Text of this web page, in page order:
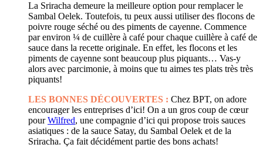
La Sriracha demeure la meilleure option pour remplacer le
Sambal Oelek. Toutefois, tu peux aussi utiliser des flocons de
poivre rouge séché ou des piments de cayenne. Commence
par environ ¼ de cuillère à café pour chaque cuillère à café de
sauce dans la recette originale. En effet, les flocons et les
piments de cayenne sont beaucoup plus piquants… Vas-y
alors avec parcimonie, à moins que tu aimes tes plats très très
piquants!
LES BONNES DÉCOUVERTES : Chez BPT, on adore
encourager les entreprises d’ici! On a un gros coup de cœur
pourWilfred, une compagnie d’ici qui propose trois sauces
asiatiques : de la sauce Satay, du Sambal Oelek et de la
Sriracha. Ça fait décidément partie des bons achats!